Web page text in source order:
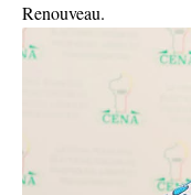
Renouveau.